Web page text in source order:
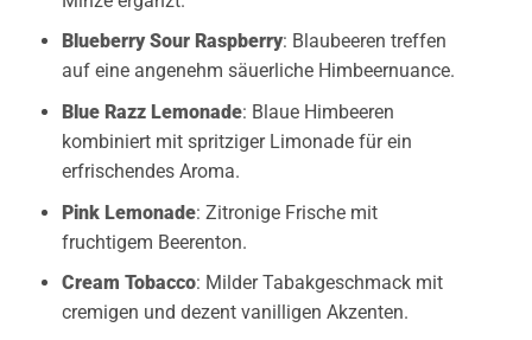
Blueberry Sour Raspberry: Blaubeeren treffen
auf eine angenehm säuerliche Himbeernuance.
Blue Razz Lemonade: Blaue Himbeeren
kombiniert mit spritziger Limonade für ein
erfrischendes Aroma.
Pink Lemonade: Zitronige Frische mit
fruchtigem Beerenton.
Cream Tobacco: Milder Tabakgeschmack mit
cremigen und dezent vanilligen Akzenten.